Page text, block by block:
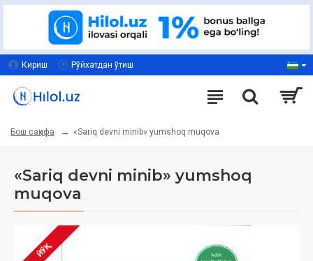
Кириш Рўйхатдан ўтиш
Бош саҳифа «Sariq devni minib» yumshoq muqova
«Sariq devni minib» yumshoq
muqova
ЙЎҚ